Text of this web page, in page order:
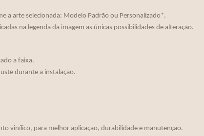
a arte selecionada: Modelo Padrão ou Personalizado*.
na legenda da imagem as únicas possibilidades de alteração.
a faixa.
durante a instalação.
vinílico, para melhor aplicação, durabilidade e manutenção.